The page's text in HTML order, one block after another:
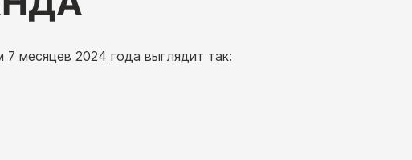
месяцев 2024 года выглядит так: